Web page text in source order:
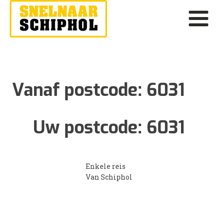
Vanaf postcode: 6031
Uw postcode: 6031
Enkele reis
Van Schiphol